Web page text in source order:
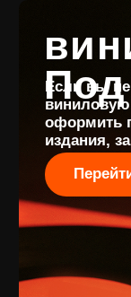
Разработка
КАТАЛОГ
Новые
поступления
Предзаказы
Скидки
историей
Аксессуары
Значки
Подарочные
сертификаты